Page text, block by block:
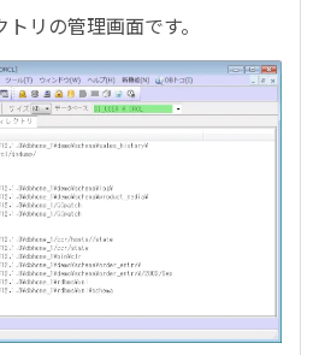
リの管理画面です。